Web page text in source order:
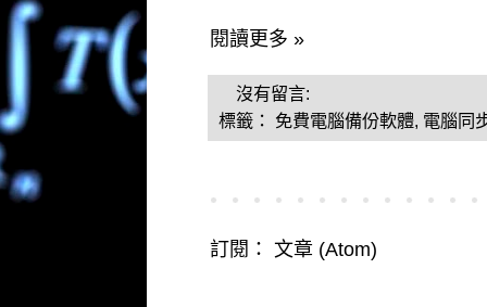
閱讀更多 »
沒有留言:
標籤： 免費電腦備份軟體, 電腦同
訂閱： 文章 (Atom)